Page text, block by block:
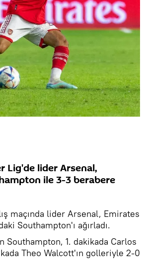
Lig'de lider Arsenal,
ile 3-3 berabere
maçında lider Arsenal, Emirates
Southampton'ı ağırladı.
Southampton, 1. dakikada Carlos
Theo Walcott'ın golleriyle 2-0